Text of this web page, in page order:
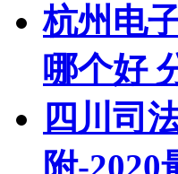
杭州电
哪个好
四川司
附-2020